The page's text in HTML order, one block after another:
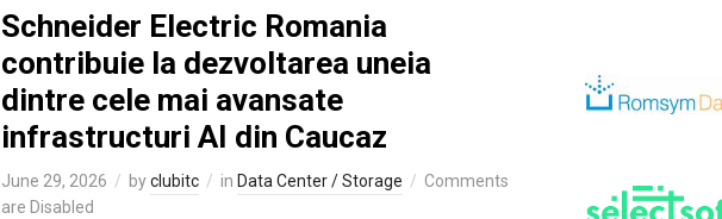
Schneider Electric Romania
contribuie la dezvoltarea uneia
dintre cele mai avansate
infrastructuri AI din Caucaz
June 29, 2026 byclubitc in Data Center / Storage
Comments
are Disabled